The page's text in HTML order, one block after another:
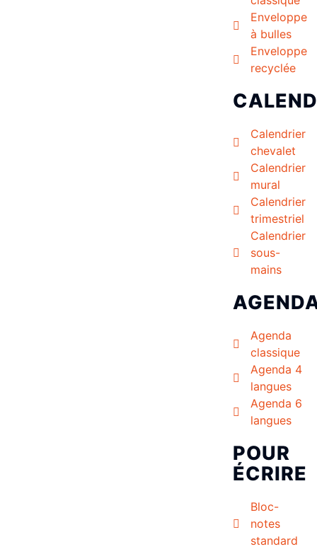
Enveloppe
à bulles
Enveloppe
recyclée
Calendrier
chevalet
Calendrier
mural
Calendrier
trimestriel
Calendrier
sous-
mains
Agenda
classique
Agenda 4
langues
Agenda 6
langues
POUR
ÉCRIRE
Bloc-
notes
standard